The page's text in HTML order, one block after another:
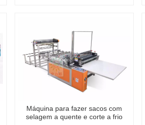
Máquina para fazer sacos com
selagem a quente e corte a frio